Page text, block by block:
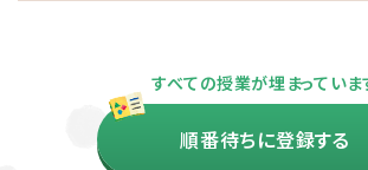
すべての授業が埋まっていま
順番待ちに登録する
お子さまのやる気を引き
保護者さまの
子育ての工夫を学ぶことがで